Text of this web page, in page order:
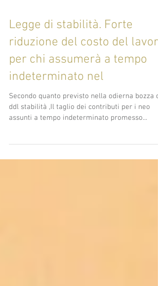
Legge di stabilità. Forte
riduzione del costo del lavoro
per chi assumerà a tempo
indeterminato nel
assunti a tempo indeterminato promesso...